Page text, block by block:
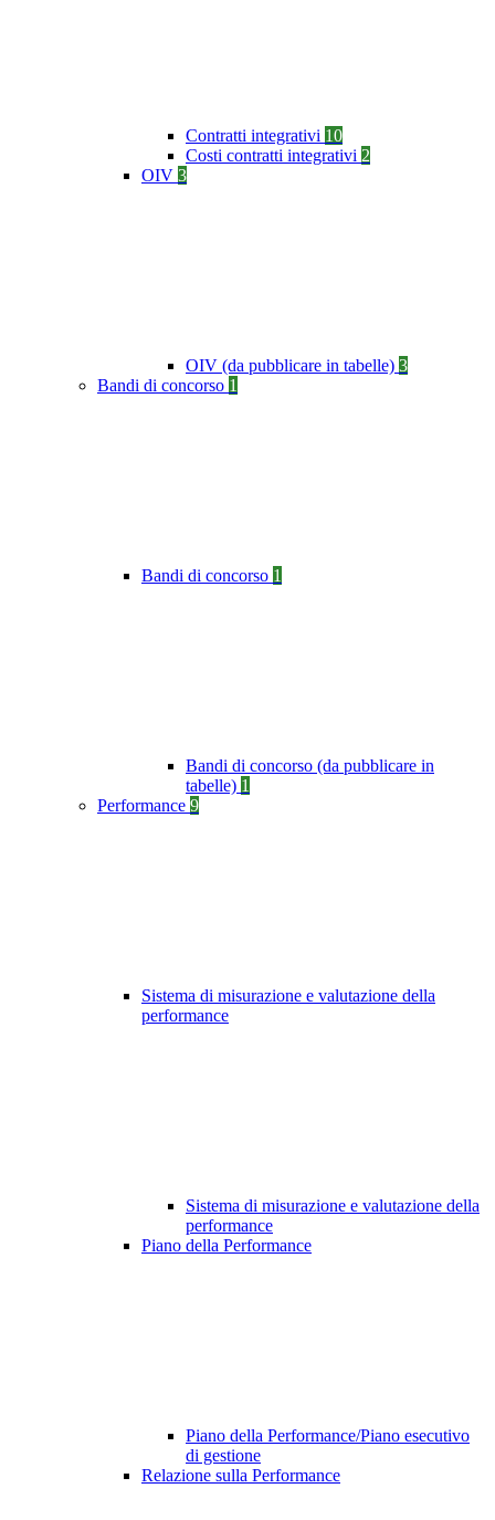
Contratti integrativi 10
Costi contratti integrativi 2
OIV 3
OIV (da pubblicare in tabelle) 3
Bandi di concorso 1
Bandi di concorso 1
Bandi di concorso (da pubblicare in
tabelle) 1
Performance 9
Sistema di misurazione e valutazione della
performance
Sistema di misurazione e valutazione della
performance
Piano della Performance
Piano della Performance/Piano esecutivo
di gestione
Relazione sulla Performance